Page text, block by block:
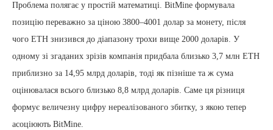
Проблема полягає у простій математиці. BitMine формувала
позицію переважно за ціною 3800–4001 долар за монету, після
чого ETH знизився до діапазону трохи вище 2000 доларів. У
одному зі згаданих зрізів компанія придбала близько 3,7 млн ETH
приблизно за 14,95 млрд доларів, тоді як пізніше та ж сума
оцінювалася всього близько 8,8 млрд доларів. Саме ця різниця
формує величезну цифру нереалізованого збитку, з якою тепер
асоціюють BitMine.